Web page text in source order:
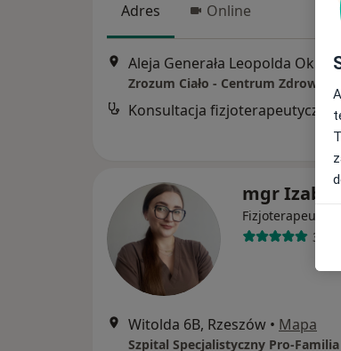
Adres Online
Zrozum Ciało - Centrum Zdrowia
Konsultacja fizjoterapeutyczna
mgr
Fizjoterapeuta
31
Witolda 6B, Rzeszów • Mapa
Szpital Specjalistyczny Pro-Familia